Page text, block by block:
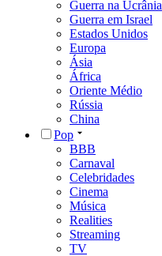
Guerra na Ucrânia
Guerra em Israel
Estados Unidos
Europa
Ásia
África
Oriente Médio
Rússia
China
Pop
BBB
Carnaval
Celebridades
Cinema
Música
Realities
Streaming
TV